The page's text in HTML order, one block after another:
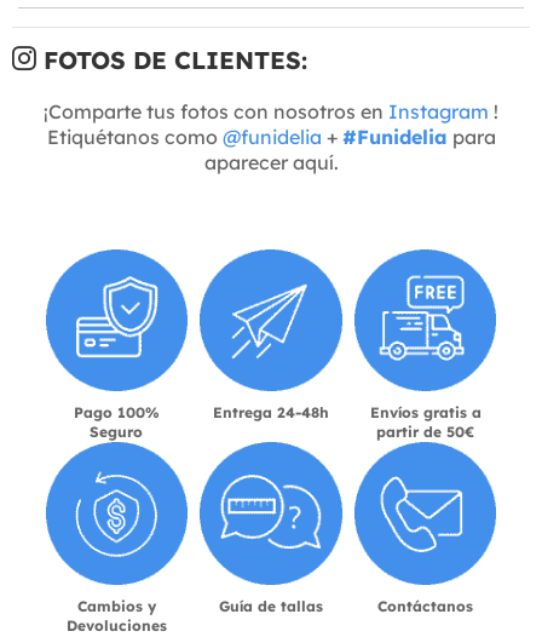
FOTOS DE CLIENTES:
¡Comparte tus fotos con nosotros en Instagram !
Etiquétanos como @funidelia + #Funidelia para
aparecer aquí.
Pago 100%
Seguro
Entrega 24-48h
Envíos gratis a
partir de 50€
Cambios y
Devoluciones
Guía de tallas Contáctanos